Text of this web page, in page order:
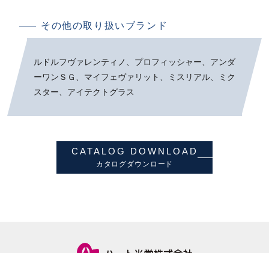
その他の取り扱いブランド
ルドルフヴァレンティノ、プロフィッシャー、アンダ
ーワンＳＧ、マイフェヴァリット、ミスリアル、ミク
スター、アイテクトグラス
CATALOG DOWNLOAD
カタログダウンロード